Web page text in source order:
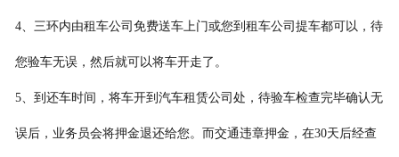
4、三环内由租车公司免费送车上门或您到租车公司提车都可以，待
您验车无误，然后就可以将车开走了。
5、到还车时间，将车开到汽车租赁公司处，待验车检查完毕确认无
误后，业务员会将押金退还给您。而交通违章押金，在30天后经查